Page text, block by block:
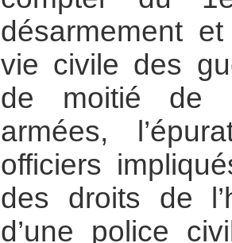
désarmement
vie civile des
de moitié de
armées,
officiers
des droits de
d’une police